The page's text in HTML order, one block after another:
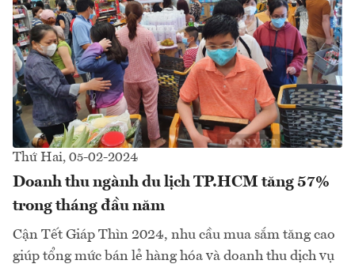
Thứ Hai, 05-02-2024
Doanh thu ngành du lịch TP.HCM tăng 57%
trong tháng đầu năm
Cận Tết Giáp Thìn 2024, nhu cầu mua sắm tăng cao
giúp tổng mức bán lẻ hàng hóa và doanh thu dịch vụ